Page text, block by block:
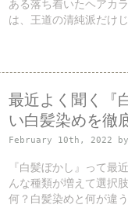
ある落ち着いたヘアカ
は、王道の清純派だけ
最近よく聞く『
い白髪染めを徹
February 10th, 2022
『白髪ぼかし』って最
んな種類が増えて選択
何？白髪染めと何が違